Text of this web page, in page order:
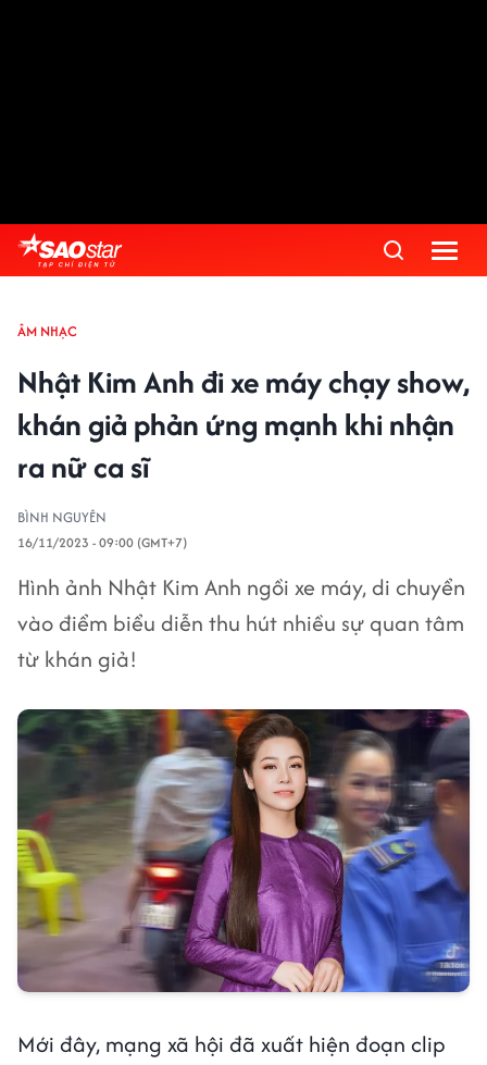
ÂM NHẠC
Nhật Kim Anh đi xe máy chạy show,
khán giả phản ứng mạnh khi nhận
ra nữ ca sĩ
BÌNH NGUYÊN
16/11/2023 - 09:00 (GMT+7)
Hình ảnh Nhật Kim Anh ngồi xe máy, di chuyển
vào điểm biểu diễn thu hút nhiều sự quan tâm
từ khán giả!
Mới đây, mạng xã hội đã xuất hiện đoạn clip